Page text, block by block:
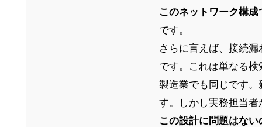
このネットワーク構
です。
さらに言えば、接続
です。これは単なる
製造業でも同じです
す。しかし実務担当
この設計に問題はない